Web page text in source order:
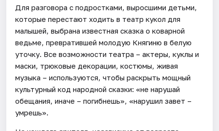
Для разговора с подростками, выросшими детьми,
которые перестают ходить в театр кукол для
малышей, выбрана известная сказка о коварной
ведьме, превратившей молодую Княгиню в белую
уточку. Все возможности театра – актеры, куклы и
маски, трюковые декорации, костюмы, живая
музыка – используются, чтобы раскрыть мощный
культурный код народной сказки: «не нарушай
обещания, иначе – погибнешь», «нарушил завет –
умрешь».